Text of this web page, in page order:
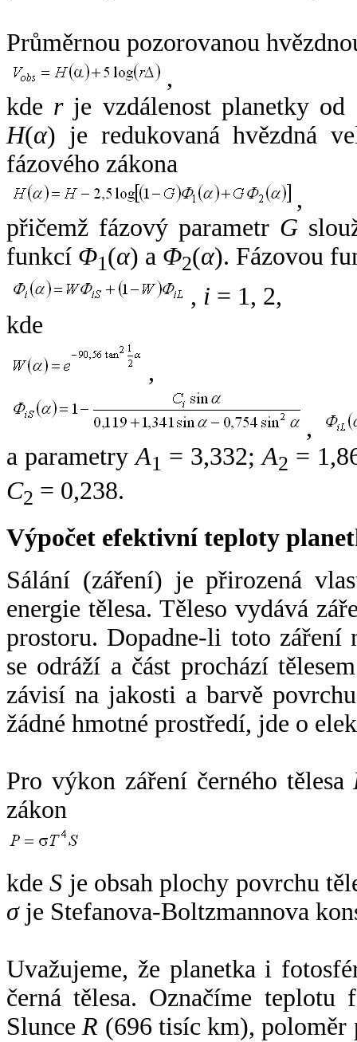
Průměrnou pozorovanou
,
kde rje vzdálenost planetky od
H(α) je redukovaná hvězdná
fázového zákona
,
přičemž fázový parametr G
funkcí Φ1(α) a Φ2(α). Fázovou
, i = 1, 2,
kde
,
,
a parametryA1 = 3,332;A2 =
C2 = 0,238.
Výpočet efektivní teploty
Sálání (záření) je přirozená
energie tělesa. Těleso vydává
prostoru. Dopadne-li toto záření
se odráží a část prochází
závisí na jakosti a barvě
žádné hmotné prostředí, jde o
Pro výkon záření černého tělesa
zákon
kdeS je obsah plochy povrchu
σje Stefanova-Boltzmannova
Uvažujeme, že planetka i
černá tělesa. Označíme
SlunceR (696 tisíc km),